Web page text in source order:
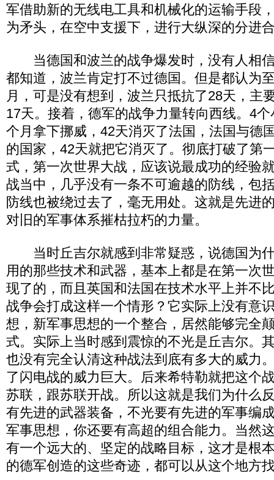
军借助新的无线电工具和机械化的运输手段
为矛头，在空中支援下，进行大纵深的分进
当德国和波兰的战争爆发时，没有人相
都知道，波兰肯定打不过德国。但是都认为
月，可是没有想到，波兰只抵抗了28天，主
17天。接着，德军的战争力量转向西线。4
个月拿下挪威，42天消灭了法国，法国与德
的国家，42天就把它消灭了。彻底打破了第
式，第一次世界大战，应该说最成功的经验
战当中，几乎没有一条不可逾越的防线，包
防线也被绕过去了，毫无用处。这就是先进
对旧的军事体系摧枯拉朽的力量。
当时丘吉尔就感到非常疑惑，说德国为
用的那些技术和武器，基本上都是在第一次
现了的，而且英国和法国在技术水平上并不
战争会打成这样一个情形？它实际上没有意
想，新军事思想的一个整合，居然能够完全
式。实际上当时感到震惊的不光是丘吉尔。
也没有完全认清这种战法到底有多大的威力
了闪电战的威力巨大。后来希特勒就把这个
苏联，跟苏联开战。所以这就是我们为什么
有先进的武器装备，不光要有先进的军事编
军事思想，你还要有高超的组合能力。当然
有一个远大的、坚定的战略目标，这才是根
的德军创造的这些奇迹，都可以从这个地方